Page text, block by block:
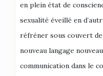
en plein état de
sexualité éveillé en
réfréner sous couvert
nouveau langage
communication dans le